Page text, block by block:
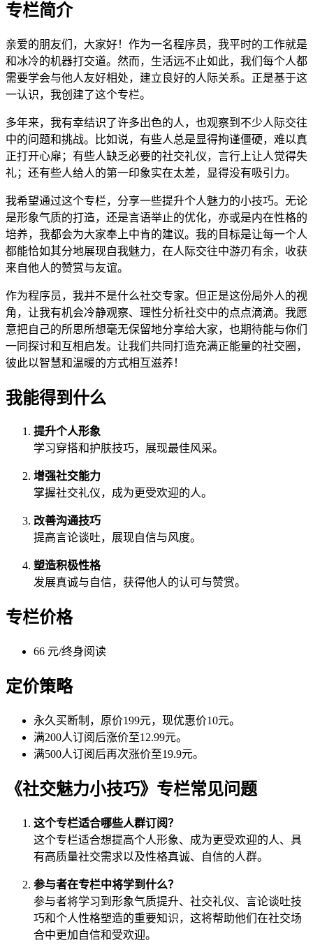
专栏简介
亲爱的朋友们，大家好！作为一名程序员，我平时的工作就是
和冰冷的机器打交道。然而，生活远不止如此，我们每个人都
需要学会与他人友好相处，建立良好的人际关系。正是基于这
一认识，我创建了这个专栏。
多年来，我有幸结识了许多出色的人，也观察到不少人际交往
中的问题和挑战。比如说，有些人总是显得拘谨僵硬，难以真
正打开心扉；有些人缺乏必要的社交礼仪，言行上让人觉得失
礼；还有些人给人的第一印象实在太差，显得没有吸引力。
我希望通过这个专栏，分享一些提升个人魅力的小技巧。无论
是形象气质的打造，还是言语举止的优化，亦或是内在性格的
培养，我都会为大家奉上中肯的建议。我的目标是让每一个人
都能恰如其分地展现自我魅力，在人际交往中游刃有余，收获
来自他人的赞赏与友谊。
作为程序员，我并不是什么社交专家。但正是这份局外人的视
角，让我有机会冷静观察、理性分析社交中的点点滴滴。我愿
意把自己的所思所想毫无保留地分享给大家，也期待能与你们
一同探讨和互相启发。让我们共同打造充满正能量的社交圈，
彼此以智慧和温暖的方式相互滋养！
我能得到什么
提升个人形象
学习穿搭和护肤技巧，展现最佳风采。
增强社交能力
掌握社交礼仪，成为更受欢迎的人。
改善沟通技巧
提高言论谈吐，展现自信与风度。
塑造积极性格
发展真诚与自信，获得他人的认可与赞赏。
专栏价格
66 元/终身阅读
定价策略
永久买断制，原价199元，现优惠价10元。
满200人订阅后涨价至12.99元。
满500人订阅后再次涨价至19.9元。
《社交魅力小技巧》专栏常见问题
这个专栏适合哪些人群订阅？
这个专栏适合想提高个人形象、成为更受欢迎的人、具
有高质量社交需求以及性格真诚、自信的人群。
参与者在专栏中将学到什么？
参与者将学习到形象气质提升、社交礼仪、言论谈吐技
巧和个人性格塑造的重要知识，这将帮助他们在社交场
合中更加自信和受欢迎。